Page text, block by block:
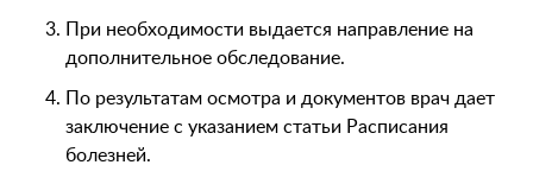
При необходимости выдается направление на
дополнительное обследование.
По результатам осмотра и документов врач дает
заключение с указанием статьи Расписания
болезней.